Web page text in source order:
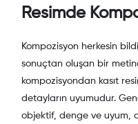
Resimde
Kompozisyon herkesin
sonuçtan oluşan bir
kompozisyondan kasıt
detayların uyumudur.
objektif, denge ve uyum,